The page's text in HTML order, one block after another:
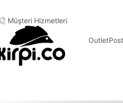
Müşteri Hizmetleri
Outlet